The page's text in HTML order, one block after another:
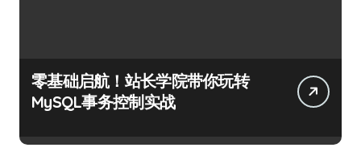
零基础启航！站长学院带你玩转
MySQL事务控制实战